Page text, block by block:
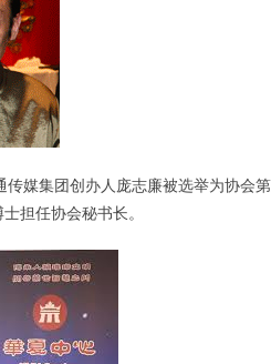
媒集团创办人庞志廉被选举为协会
担任协会秘书长。